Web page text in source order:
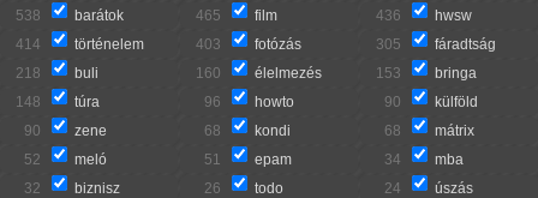
538
barátok 465 film 436
hwsw
414
történelem 403 fotózás 305
fáradtság
218
buli 160 élelmezés 153
bringa
148
túra 96 howto 90
külföld
90
zene 68 kondi 68
mátrix
52
meló 51 epam 34
mba
32
biznisz 26 todo 24
úszás